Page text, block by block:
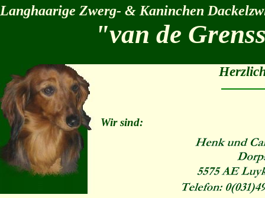
Langhaarige Zwerg- & Kaninchen
"van de
Wir sind: